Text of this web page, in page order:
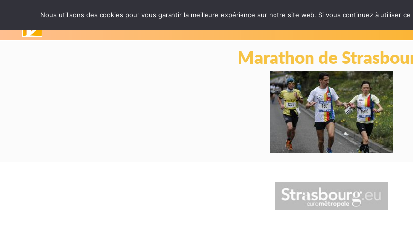
LES ÉPREUVES INFOS PRATIQUES
Marathon de
Nous utilisons des cookies pour vous garantir la meilleure expérience sur notre site web. Si vous continuez à utiliser